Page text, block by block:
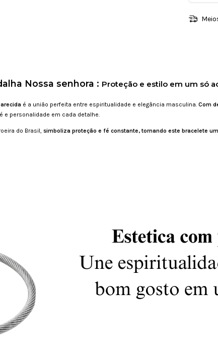
Nossa senhora : Proteção e estilo em um só
é a união perfeita entre espiritualidade e elegância masculina. Com
e personalidade em cada detalhe.
do Brasil, simboliza proteção e fé constante, tornando este bracelete